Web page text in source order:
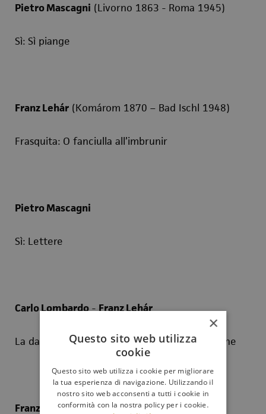
Pietro Mascagni (Livorno 1863 - Roma 1945)
Sì: Sì piange
Franz Lehár (Komárom 1870 – Bad Ischl 1948)
Frasquita: O fanciulla all’imbrunir
Pietro Mascagni
Sì: Lettere
Carlo Lombardo-Franz Lehár
La danza delle libellule: È notte t’invita l’apache
Franz Lehár
×
Questo sito web utilizza
cookie
Questo sito web utilizza i cookie per migliorare
la tua esperienza di navigazione. Utilizzando il
nostro sito web acconsenti a tutti i cookie in
conformità con la nostra policy per i cookie.